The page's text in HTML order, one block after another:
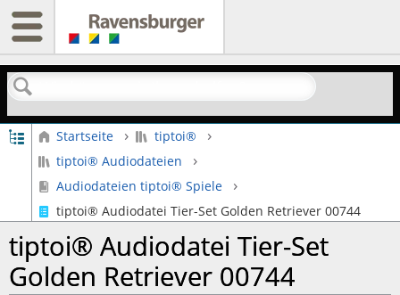
Suchen
Globale Hierarchie auf- und zuklappen
Startseite
tiptoi®
tiptoi® Audiodateien
Audiodateien tiptoi® Spiele
tiptoi® Audiodatei Tier-Set Golden Retriever 00744
tiptoi® Audiodatei Tier-Set
Golden Retriever 00744